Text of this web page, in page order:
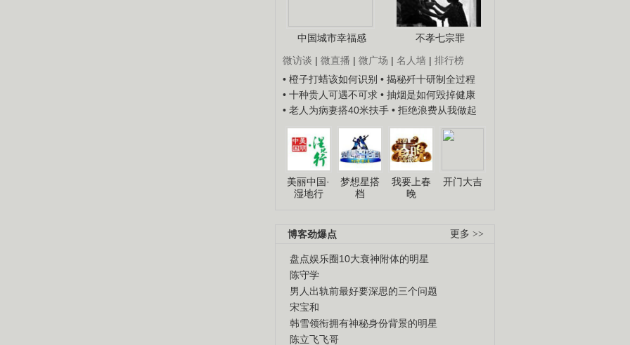
中国城市幸福感
不孝七宗罪
微访谈 | 微直播 | 微广场 | 名人墙 | 排行榜
• 橙子打蜡该如何识别 • 揭秘歼十研制全过程
• 十种贵人可遇不可求 • 抽烟是如何毁掉健康
• 老人为病妻搭40米扶手 • 拒绝浪费从我做起
美丽中国·
湿地行
梦想星搭
档
我要上春
晚
开门大吉
更多 >>
博客劲爆点
盘点娱乐圈10大衰神附体的明星
陈守学
男人出轨前最好要深思的三个问题
宋宝和
韩雪领衔拥有神秘身份背景的明星
陈立飞飞哥